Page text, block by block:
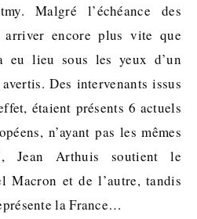
Malgré l’échéance des
encore plus vite que
eu lieu sous les yeux d’un
Des intervenants issus
étaient présents 6 actuels
n’ayant pas les mêmes
Jean Arthuis soutient le
Macron et de l’autre, tandis
la France…